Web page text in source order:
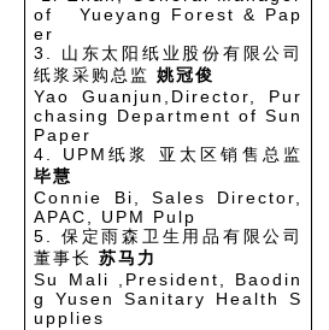
of Yueyang Forest & Pap
er
3. 山东太阳纸业股份有限公司
纸浆采购总监姚冠俊
Yao Guanjun,Director, Pur
chasing Department of Sun
Paper
4. UPM纸浆 亚太区销售总监
毕慧
Connie Bi, Sales Director,
APAC, UPM Pulp
5. 保定雨森卫生用品有限公司
董事长苏马力
Su Mali ,President, Baodin
g Yusen Sanitary Health S
upplies